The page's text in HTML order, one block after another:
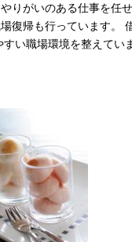
りがいのある仕事を任
復帰も行っています。
い職場環境を整えてい